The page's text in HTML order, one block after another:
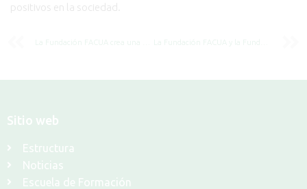
positivos en la sociedad.
Sitio web
Estructura
Noticias
Escuela de Formación